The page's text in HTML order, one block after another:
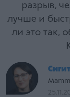
разрыв,
лучше и
ли это так,